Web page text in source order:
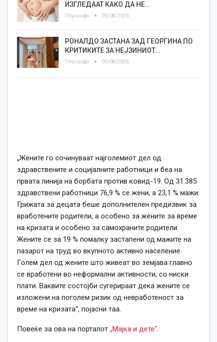
ИЗГЛЕДААТ КАКО ДА НЕ…
Плусинфо 05/08/2026
РОНАЛДО ЗАСТАНА ЗАД ГЕОРГИНА ПО
КРИТИКИТЕ ЗА НЕЈЗИНИОТ…
Плусинфо 05/08/2026
„Жените го сочинуваат најголемиот дел од
здравствените и социјалните работници и беа на
првата линија на борбата против ковид-19. Од 31.385
здравствени работници 76,9 % се жени, а 23,1 % мажи.
Грижата за децата беше дополнителен предизвик за
вработените родители, а особено за жените за време
на кризата и особено за самохраните родители.
Жените се за 19 % помалку застапени од мажите на
пазарот на труд во вкупното активно население.
Голем дел од жените што живеат во земјава главно
се вработени во неформални активности, со ниски
плати. Ваквите состојби сугерираат дека жените се
изложени на поголем ризик од невработеност за
време на кризата“, појасни таа.
Повеќе за ова на порталот „Мајка и дете“.